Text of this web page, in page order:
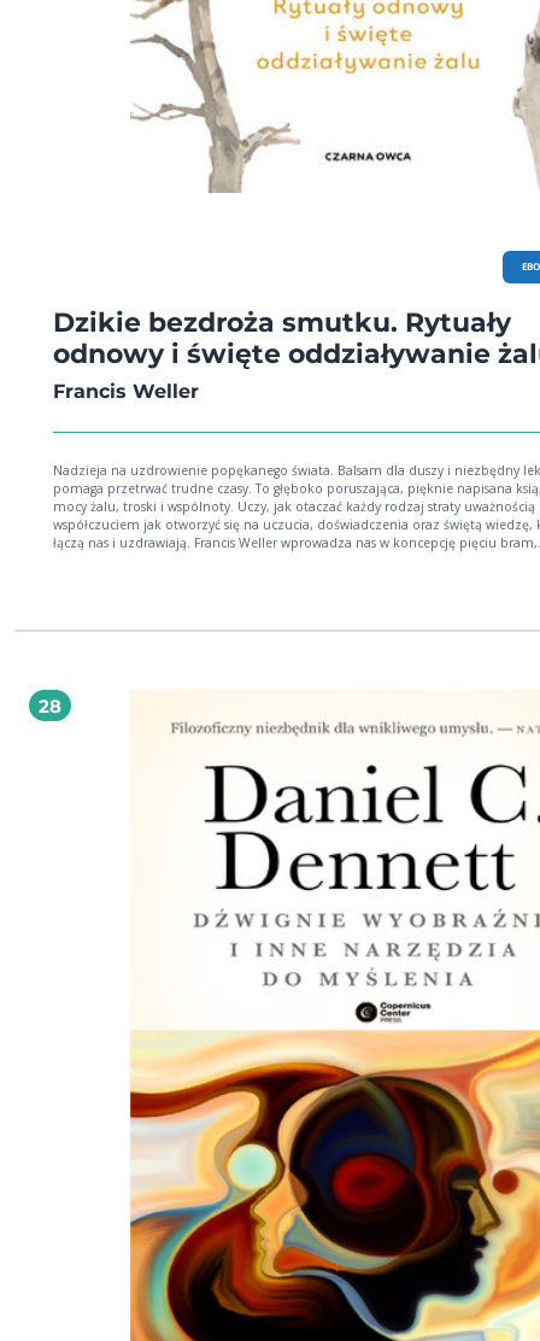
Dzikie bezdroża smutku. Rytuały
odnowy i święte oddziaływanie
Francis Weller
Nadzieja na uzdrowienie popękanego świata. Balsam dla duszy i niezbędny
pomaga przetrwać trudne czasy. To głęboko poruszająca, pięknie napisana
mocy żalu, troski i wspólnoty. Uczy, jak otaczać każdy rodzaj straty uważnością
współczuciem jak otworzyć się na uczucia, doświadczenia oraz świętą wiedzę, które
łączą nas i uzdrawiają. Francis Weller wprowadza nas w koncepcję pięciu bram,
połączenia z najgłębszymi ludzkimi tęsknotami. Książka ta nie jest
nurtów myśli: od psychologii, antropologii, mitologii, alchemii, rdzennych
tradycje poetyckie. Dzięki jego pracy tysiące ludzi poznało uzdrawiającą moc
Jest założycielem i dyrektorem organizacji WisdomBridge, oferującej programy
edukacyjne, które starają się integrować mądrość rdzennych kultur z wglądem i
duchowych. Uzyskał tytuł licencjata na University of Wisconsin Green Bay oraz
magisteria na John F. Kennedy University z psychologii klinicznej i psychologii
transpersonalnej. Wykładał na Sonoma State University i w Sophia Center w
a także był głównym nauczycielem na Minnesota Men's Conference. Jego
ukazywały się w antologiach i czasopismach poświęconych połączeniu
przyrody i kultury. Publikował w magazynie The Sun, Utne Reader oraz Kosmos
Journal. *** Bardzo możliwe, że jest to najlepszy przewodnik po sztuce
człowiekiem, prowadzić bardziej wyrafinowane życie i lepiej się przyczynić do
kultury. Bill Plotkin, autor Wild Mind Ta książka jest nie tylko mapą pomocną w
nawigowaniu po najdelikatniejszych, trudnych rejonach psyche, lecz także
dziełem sztuki. Kim Rosen, autorka Saved by a Poem Przeogromnie
codziennych strat. Malidoma Patrice Somé, autor Uzdrawiającej mądrości
28